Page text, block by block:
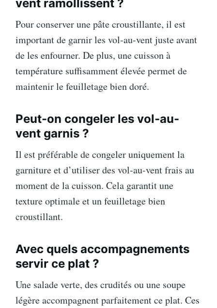
vent ramollissent ?
Pour conserver une pâte croustillante, il est
important de garnir les vol-au-vent juste avant
de les enfourner. De plus, une cuisson à
température suffisamment élevée permet de
maintenir le feuilletage bien doré.
Peut-on congeler les vol-au-
vent garnis ?
Il est préférable de congeler uniquement la
garniture et d’utiliser des vol-au-vent frais au
moment de la cuisson. Cela garantit une
texture optimale et un feuilletage bien
croustillant.
Avec quels accompagnements
servir ce plat ?
Une salade verte, des crudités ou une soupe
légère accompagnent parfaitement ce plat. Ces